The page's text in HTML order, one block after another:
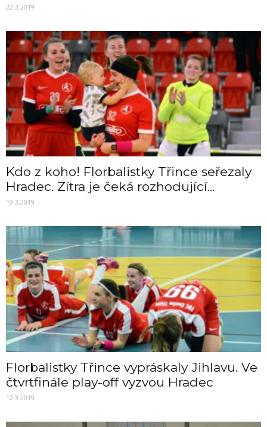
22.3.2019
Kdo z koho! Florbalistky Třince seřezaly
Hradec. Zítra je čeká rozhodující...
19.3.2019
Florbalistky Třince vypráskaly Jihlavu. Ve
čtvrtfinále play-off vyzvou Hradec
12.3.2019